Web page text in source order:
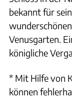
bekannt für
Venusgarten.
königliche
* Mit Hilfe von
können